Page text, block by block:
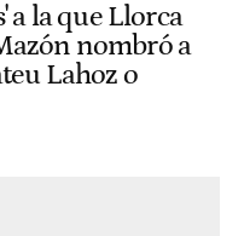
a la que Llorca
nombró a
Lahoz o